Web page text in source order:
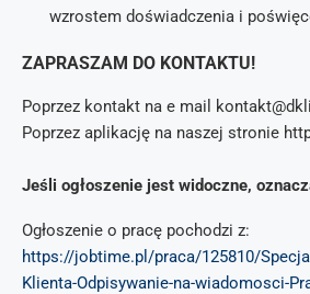
wzrostem doświadczenia i
ZAPRASZAM DO KONTAKTU!
Poprzez kontakt na e mail
Poprzez aplikację na naszej stronie
Jeśli ogłoszenie jest widoczne,
Ogłoszenie o pracę pochodzi z:
https://jobtime.pl/praca/125810/
Klienta-Odpisywanie-na-wiadomosci-